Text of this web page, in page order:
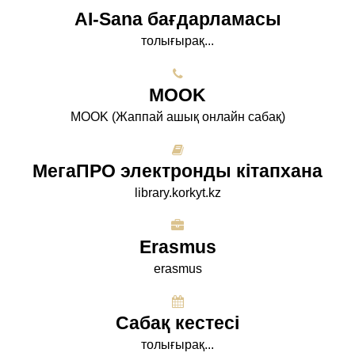
AI-Sana бағдарламасы
толығырақ...
МООK
МООK (Жаппай ашық онлайн сабақ)
МегаПРО электронды кітапхана
library.korkyt.kz
Erasmus
erasmus
Сабақ кестесі
толығырақ...